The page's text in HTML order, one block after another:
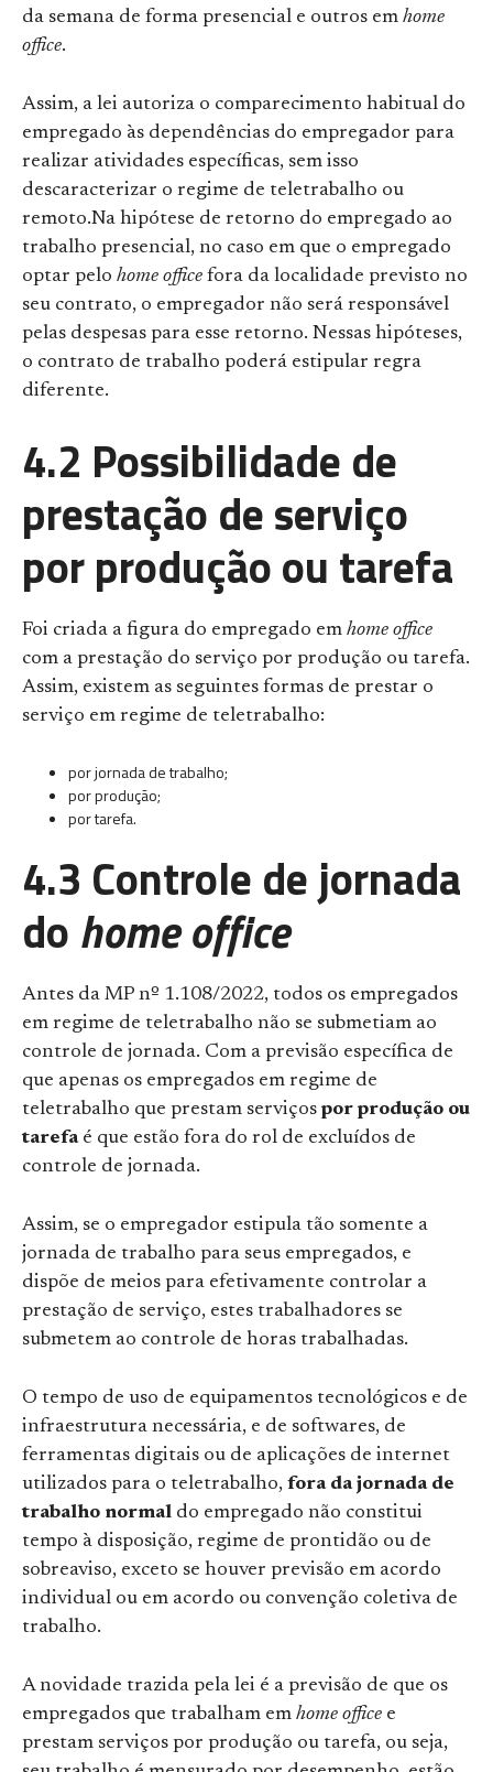
da semana de forma presencial e outros em home
office.
Assim, a lei autoriza o comparecimento habitual do
empregado às dependências do empregador para
realizar atividades específicas, sem isso
descaracterizar o regime de teletrabalho ou
remoto.Na hipótese de retorno do empregado ao
trabalho presencial, no caso em que o empregado
optar pelo home office fora da localidade previsto no
seu contrato, o empregador não será responsável
pelas despesas para esse retorno. Nessas hipóteses,
o contrato de trabalho poderá estipular regra
diferente.
4.2 Possibilidade de
prestação de serviço
por produção ou tarefa
Foi criada a figura do empregado em home office
com a prestação do serviço por produção ou tarefa.
Assim, existem as seguintes formas de prestar o
serviço em regime de teletrabalho:
por jornada de trabalho;
por produção;
por tarefa.
4.3 Controle de jornada
dohome office
Antes da MP nº 1.108/2022, todos os empregados
em regime de teletrabalho não se submetiam ao
controle de jornada. Com a previsão específica de
que apenas os empregados em regime de
teletrabalho que prestam serviços por produção ou
tarefaé que estão fora do rol de excluídos de
controle de jornada.
Assim, se o empregador estipula tão somente a
jornada de trabalho para seus empregados, e
dispõe de meios para efetivamente controlar a
prestação de serviço, estes trabalhadores se
submetem ao controle de horas trabalhadas.
O tempo de uso de equipamentos tecnológicos e de
infraestrutura necessária, e de softwares, de
ferramentas digitais ou de aplicações de internet
utilizados para o teletrabalho, fora da jornada de
trabalho normal do empregado não constitui
tempo à disposição, regime de prontidão ou de
sobreaviso, exceto se houver previsão em acordo
individual ou em acordo ou convenção coletiva de
trabalho.
A novidade trazida pela lei é a previsão de que os
empregados que trabalham em home office e
prestam serviços por produção ou tarefa, ou seja,